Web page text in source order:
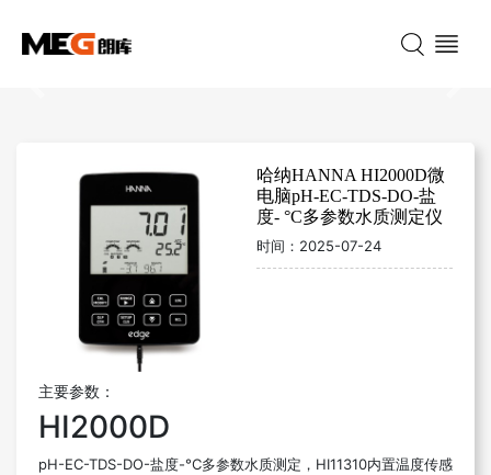
哈纳HANNA HI2000D微
电脑pH-EC-TDS-DO-盐
度- °C多参数水质测定仪
时间： 2025-07-24
主要参数：
HI2000D
pH-EC-TDS-DO-盐度-°C多参数水质测定，HI11310内置温度传感